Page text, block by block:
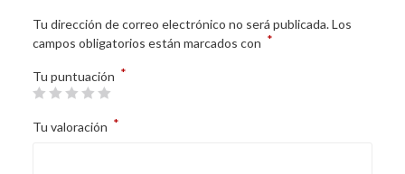
Tu dirección de correo electrónico no será publicada. Los
campos obligatorios están marcados con *
Tu puntuación *
Tu valoración *